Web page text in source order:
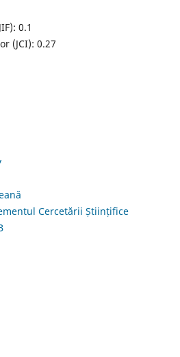
0.1
(JCI): 0.27
Cercetării Științifice